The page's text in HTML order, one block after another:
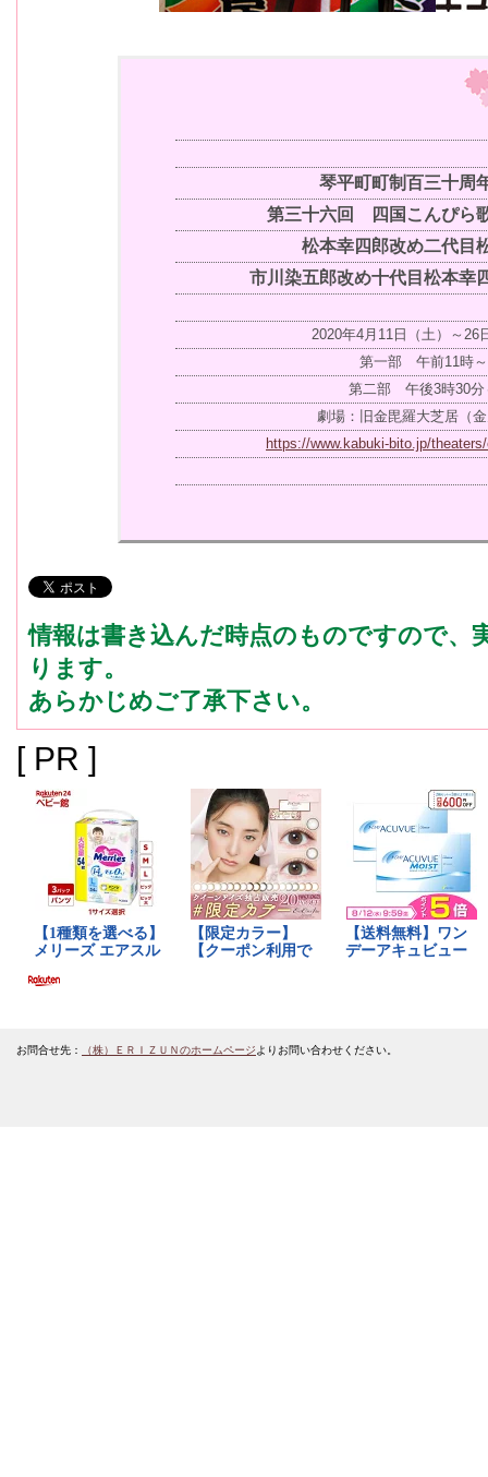
琴平町町制百三十周
第三十六回 四国こんぴら
松本幸四郎改め二代目
市川染五郎改め十代目松本
2020年4月11日（土）～26
第一部 午前11時～
第二部 午後3時30分
劇場：旧金毘羅大芝居（
https://www.kabuki-bito.jp/
情報は書き込んだ時点のものですので、
ります。
あらかじめご了承下さい。
[ PR ]
お問合せ先： （株）ＥＲＩＺＵＮのホームページよりお問い合わせください。